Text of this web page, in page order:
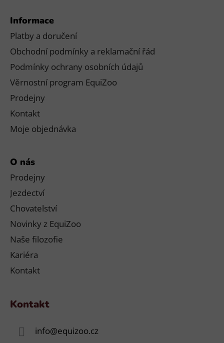
Informace
Platby a doručení
Obchodní podmínky a reklamační řád
Podmínky ochrany osobních údajů
Věrnostní program EquiZoo
Prodejny
Kontakt
Moje objednávka
O nás
Prodejny
Jezdectví
Chovatelství
Novinky z EquiZoo
Naše filozofie
Kariéra
Kontakt
Kontakt
info@equizoo.cz